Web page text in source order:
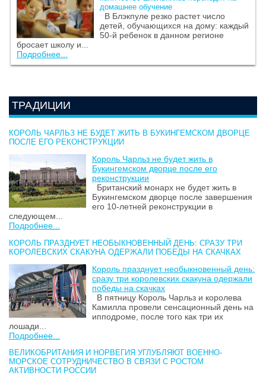
домашнее обучение
В Блэкпуле резко растет число
детей, обучающихся на дому: каждый
50-й ребенок в данном регионе
бросает школу и...
Подробнее...
ТРАДИЦИИ
КОРОЛЬ ЧАРЛЬЗ НЕ БУДЕТ ЖИТЬ В БУКИНГЕМСКОМ ДВОРЦЕ
ПОСЛЕ ЕГО РЕКОНСТРУКЦИИ
Король Чарльз не будет жить в
Букингемском дворце после его
реконструкции
Британский монарх не будет жить в
Букингемском дворце после завершения
его 10-летней реконструкции в
следующем...
Подробнее...
КОРОЛЬ ПРАЗДНУЕТ НЕОБЫКНОВЕННЫЙ ДЕНЬ: СРАЗУ ТРИ
КОРОЛЕВСКИХ СКАКУНА ОДЕРЖАЛИ ПОБЕДЫ НА СКАЧКАХ
Король празднует необыкновенный день:
сразу три королевских скакуна одержали
победы на скачках
В пятницу Король Чарльз и королева
Камилла провели сенсационный день на
ипподроме, после того как три их
лошади...
Подробнее...
ВЕЛИКОБРИТАНИЯ И НОРВЕГИЯ УГЛУБЛЯЮТ ВОЕННО-
МОРСКОЕ СОТРУДНИЧЕСТВО В СВЯЗИ С РОСТОМ
АКТИВНОСТИ РОССИИ